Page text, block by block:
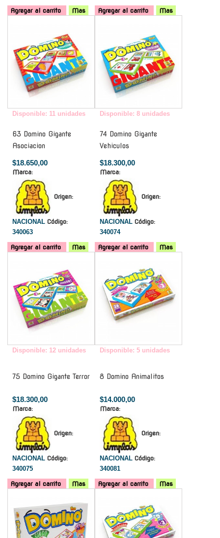
Agregar al carrito Mas Agregar al carrito
Mas
Disponible: 11 unidades
63 Domino Gigante
Asociacion
$18.650,00
Marca:
Origen:
NACIONAL Código:
340063
Agregar al carrito Mas
Disponible: 8 unidades
74 Domino Gigante
Vehiculos
$18.300,00
Marca:
Origen:
NACIONAL Código:
340074
Agregar al carrito
Mas
Disponible: 12 unidades
75 Domino Gigante Terror
$18.300,00
Marca:
Origen:
NACIONAL Código:
340075
Agregar al carrito Mas
Disponible: 5 unidades
8 Domino Animalitos
$14.000,00
Marca:
Origen:
NACIONAL Código:
340081
Agregar al carrito
Mas